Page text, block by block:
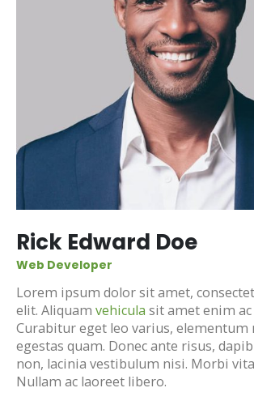
Rick Edward Doe
Web Developer
Lorem ipsum dolor sit amet,
elit. Aliquam vehicula sit amet enim
Curabitur eget leo varius, elementum
egestas quam. Donec ante risus,
non, lacinia vestibulum nisi. Morbi
Nullam ac laoreet libero.